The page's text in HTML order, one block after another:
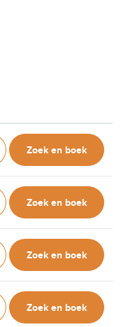
Zoek en boek
Zoek en boek
Zoek en boek
Zoek en boek